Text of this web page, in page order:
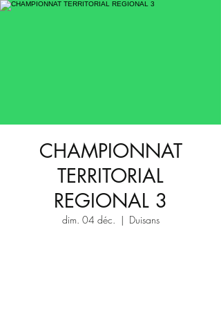
CHAMPIONNAT
TERRITORIAL
REGIONAL 3
dim. 04 déc.
  |
Duisans